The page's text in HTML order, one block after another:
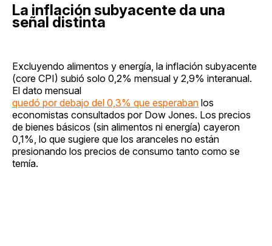
La inflación subyacente da una
señal distinta
Excluyendo alimentos y energía, la inflación subyacente
(core CPI) subió solo 0,2% mensual y 2,9% interanual.
El dato mensual
quedó por debajo del 0,3% que esperaban los
economistas consultados por Dow Jones. Los precios
de bienes básicos (sin alimentos ni energía) cayeron
0,1%, lo que sugiere que los aranceles no están
presionando los precios de consumo tanto como se
temía.